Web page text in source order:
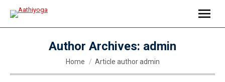
Author Archives: admin
You are here:
Home Article author admin